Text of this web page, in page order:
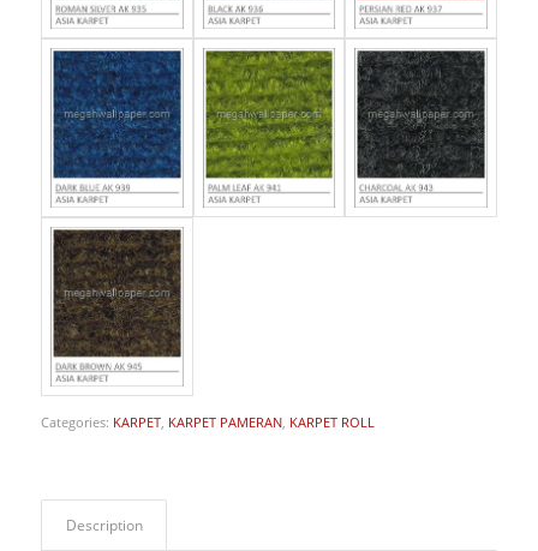
Categories: KARPET, KARPET PAMERAN, KARPET ROLL
Description